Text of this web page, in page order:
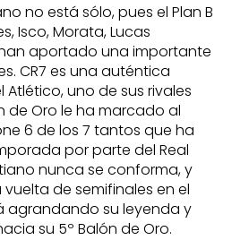
no está sólo, pues el Plan B
Isco, Morata, Lucas
aportado una importante
CR7 es una auténtica
uno de sus rivales
de Oro le ha marcado al
6 de los 7 tantos que ha
por parte del Real
nunca se conforma, y
de semifinales en el
agrandando su leyenda y
su 5º Balón de Oro.